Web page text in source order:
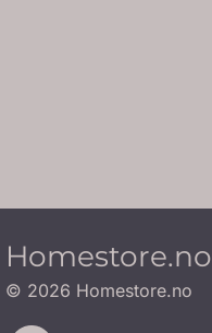
Homestore.no
© 2026 Homestore.no